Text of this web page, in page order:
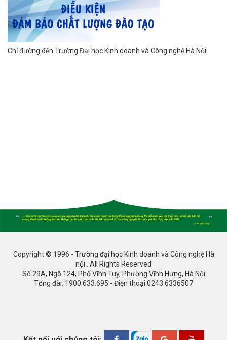
Chỉ đường đến Trường Đại học Kinh doanh và Công nghệ Hà Nội
Copyright © 1996 - Trường đại học Kinh doanh và Công nghệ Hà
nội . All Rights Reserved
Số 29A, Ngõ 124, Phố Vĩnh Tuy, Phường Vĩnh Hưng, Hà Nội
Tổng đài: 1900.633.695 - Điện thoại 0243 6336507